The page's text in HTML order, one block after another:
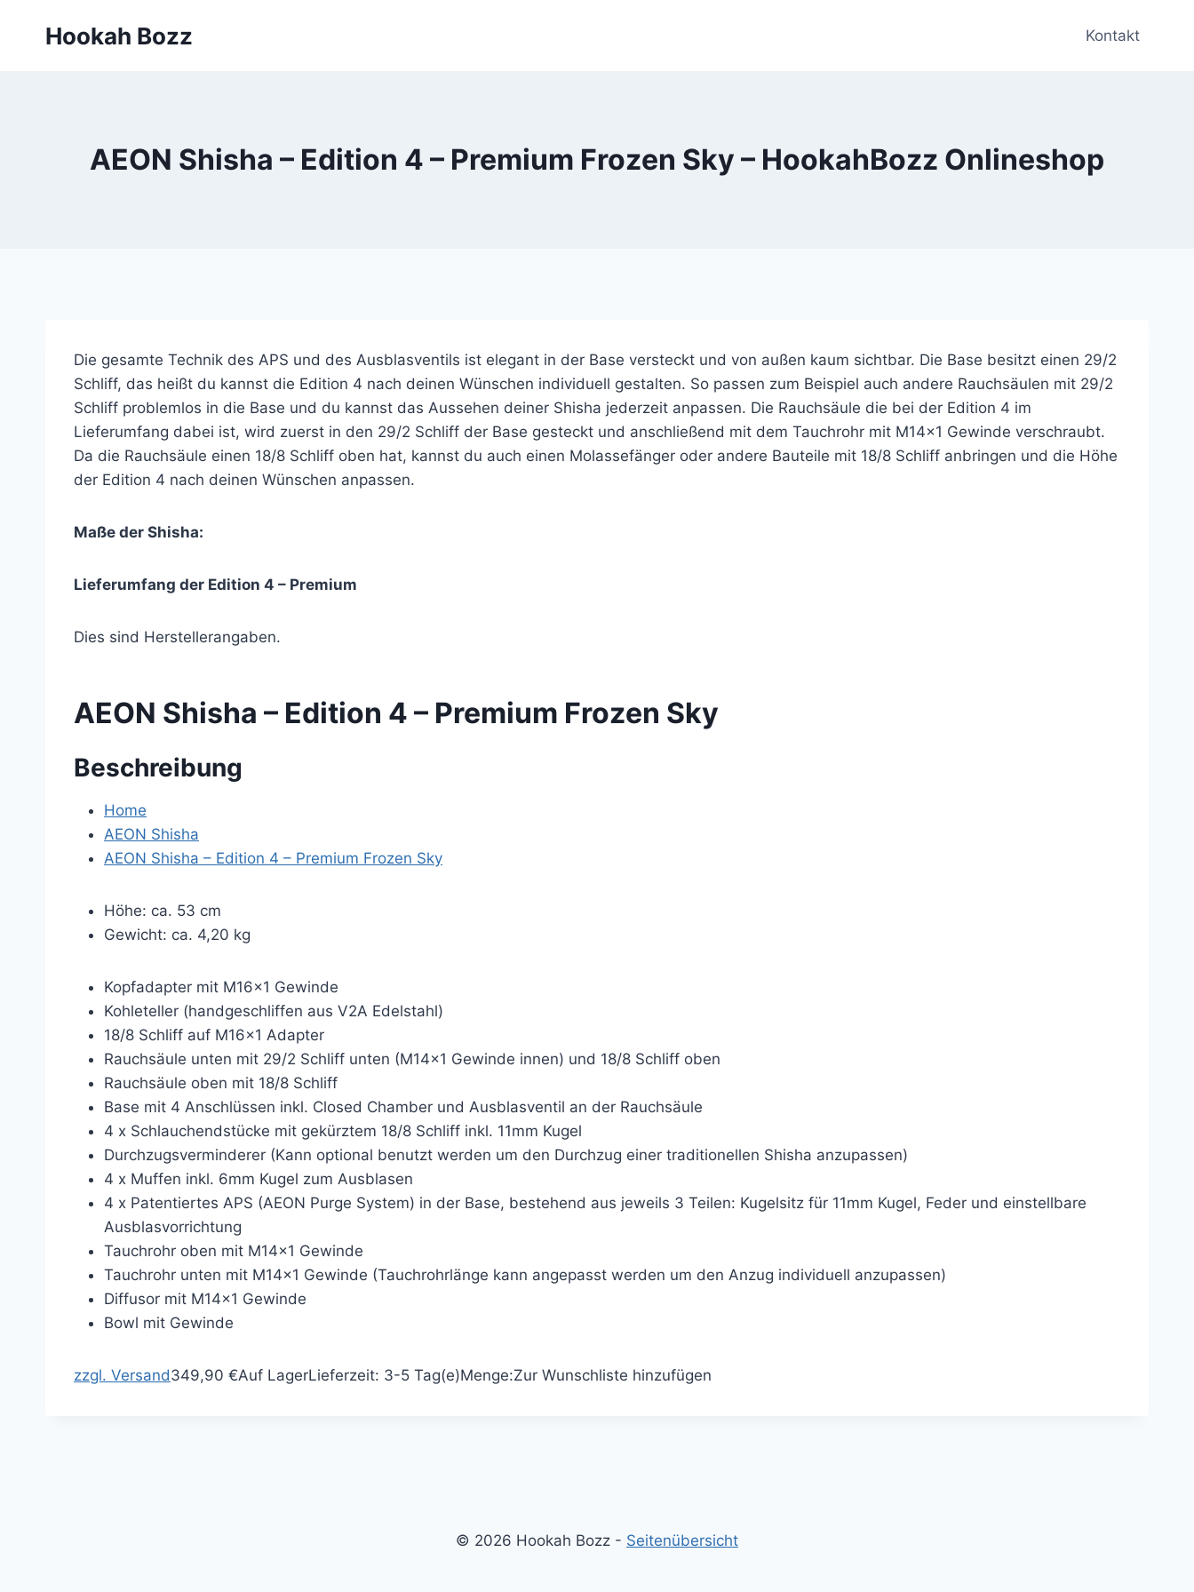
Hookah Bozz Kontakt
AEON Shisha – Edition 4 – Premium Frozen Sky – HookahBozz Onlineshop
Die gesamte Technik des APS und des Ausblasventils ist elegant in der Base versteckt und von außen kaum sichtbar. Die Base besitzt einen 29/2
Schliff, das heißt du kannst die Edition 4 nach deinen Wünschen individuell gestalten. So passen zum Beispiel auch andere Rauchsäulen mit 29/2
Schliff problemlos in die Base und du kannst das Aussehen deiner Shisha jederzeit anpassen. Die Rauchsäule die bei der Edition 4 im
Lieferumfang dabei ist, wird zuerst in den 29/2 Schliff der Base gesteckt und anschließend mit dem Tauchrohr mit M14x1 Gewinde verschraubt.
Da die Rauchsäule einen 18/8 Schliff oben hat, kannst du auch einen Molassefänger oder andere Bauteile mit 18/8 Schliff anbringen und die Höhe
der Edition 4 nach deinen Wünschen anpassen.
Maße der Shisha:
Lieferumfang der Edition 4 – Premium
Dies sind Herstellerangaben.
AEON Shisha – Edition 4 – Premium Frozen Sky
Beschreibung
Home
AEON Shisha
AEON Shisha – Edition 4 – Premium Frozen Sky
Höhe: ca. 53 cm
Gewicht: ca. 4,20 kg
Kopfadapter mit M16x1 Gewinde
Kohleteller (handgeschliffen aus V2A Edelstahl)
18/8 Schliff auf M16x1 Adapter
Rauchsäule unten mit 29/2 Schliff unten (M14x1 Gewinde innen) und 18/8 Schliff oben
Rauchsäule oben mit 18/8 Schliff
Base mit 4 Anschlüssen inkl. Closed Chamber und Ausblasventil an der Rauchsäule
4 x Schlauchendstücke mit gekürztem 18/8 Schliff inkl. 11mm Kugel
Durchzugsverminderer (Kann optional benutzt werden um den Durchzug einer traditionellen Shisha anzupassen)
4 x Muffen inkl. 6mm Kugel zum Ausblasen
4 x Patentiertes APS (AEON Purge System) in der Base, bestehend aus jeweils 3 Teilen: Kugelsitz für 11mm Kugel, Feder und einstellbare
Ausblasvorrichtung
Tauchrohr oben mit M14x1 Gewinde
Tauchrohr unten mit M14x1 Gewinde (Tauchrohrlänge kann angepasst werden um den Anzug individuell anzupassen)
Diffusor mit M14x1 Gewinde
Bowl mit Gewinde
zzgl. Versand349,90 €Auf LagerLieferzeit: 3-5 Tag(e)Menge:Zur Wunschliste hinzufügen
© 2026 Hookah Bozz - Seitenübersicht